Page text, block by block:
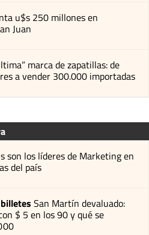
u$s 250 millones en
Juan
marca de zapatillas: de
a vender 300.000 importadas
son los líderes de Marketing en
del país
San Martín devaluado:
$ 5 en los 90 y qué se